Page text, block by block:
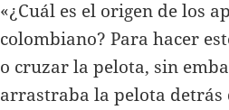
«¿Cuál es el origen de los
colombiano? Para hacer
o cruzar la pelota, sin
arrastraba la pelota